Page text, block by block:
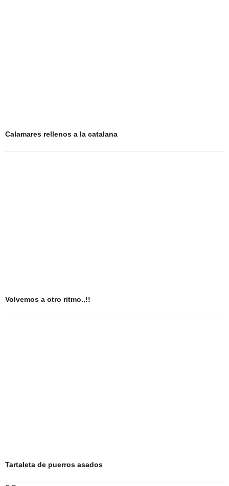
Calamares rellenos a la catalana
Volvemos a otro ritmo..!!
Tartaleta de puerros asados